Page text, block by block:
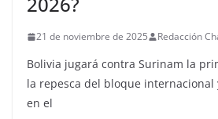
21 de noviembre de 2025 Redacción
Bolivia jugará contra Surinam la
la repesca del bloque internacional
en el